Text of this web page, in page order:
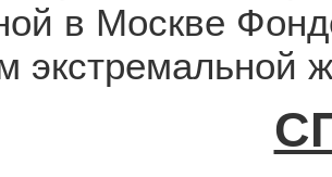
в Москве
экстремальной